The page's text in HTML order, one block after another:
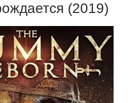
(2019)